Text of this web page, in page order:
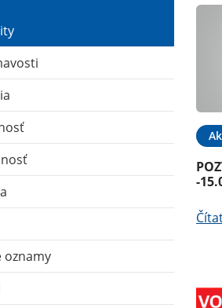
oznamy
Daňová povinnosť do
31.01.2026
-